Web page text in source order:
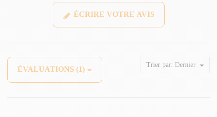
ÉCRIRE VOTRE AVIS
ÉVALUATIONS (1)
Trier par: Dernier